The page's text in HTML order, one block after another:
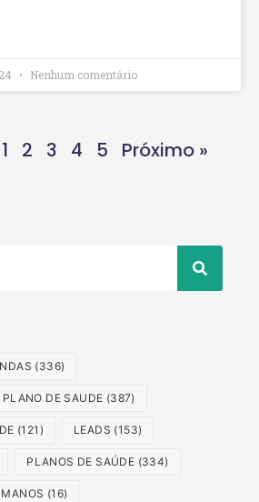
Nenhum comentário
1 2 3 4 5 Próximo »
(336)
PLANO DE SAUDE (387)
(121) LEADS (153)
PLANOS DE SAÚDE (334)
(16)